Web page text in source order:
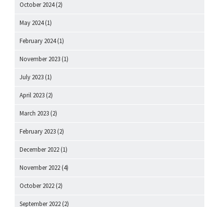
October 2024(2)
May 2024(1)
February 2024(1)
November 2023 (1)
July 2023 (1)
April 2023 (2)
March 2023 (2)
February 2023 (2)
December 2022 (1)
November 2022 (4)
October 2022 (2)
September 2022 (2)